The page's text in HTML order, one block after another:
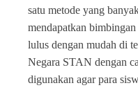
satu metode yang
mendapatkan
lulus dengan mudah di
Negara STAN dengan
digunakan agar para